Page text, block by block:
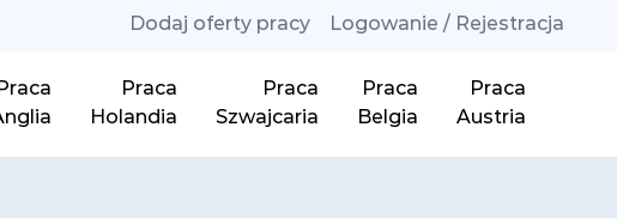
Dodaj oferty pracy Logowanie / Rejestracja
Praca
Holandia
Praca
Szwajcaria
Praca
Belgia
Praca
Austria